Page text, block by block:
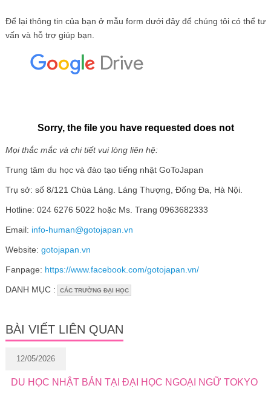
Để lại thông tin của bạn ở mẫu form dưới đây để chúng tôi có thể tư
vấn và hỗ trợ giúp bạn.
Mọi thắc mắc và chi tiết vui lòng liên hệ:
Trung tâm du học và đào tạo tiếng nhật GoToJapan
Trụ sở: số 8/121 Chùa Láng. Láng Thượng, Đống Đa, Hà Nội.
Hotline: 024 6276 5022 hoặc Ms. Trang 0963682333
Email: info-human@gotojapan.vn
Website: gotojapan.vn
Fanpage: https://www.facebook.com/gotojapan.vn/
DANH MỤC : CÁC TRƯỜNG ĐẠI HỌC
BÀI VIẾT LIÊN QUAN
12/05/2026
DU HỌC NHẬT BẢN TẠI ĐẠI HỌC NGOẠI NGỮ TOKYO